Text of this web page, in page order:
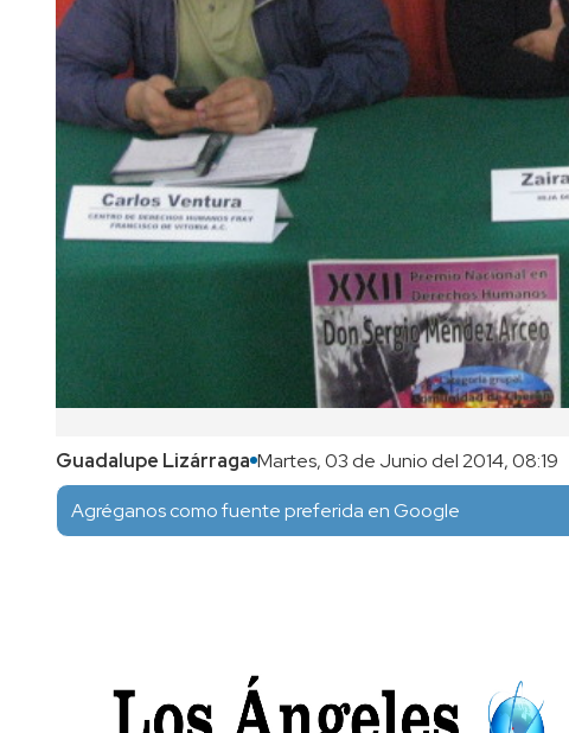
Guadalupe Lizárraga Martes, 03 de Junio del 2014, 08:19
Agréganos como fuente preferida en Google